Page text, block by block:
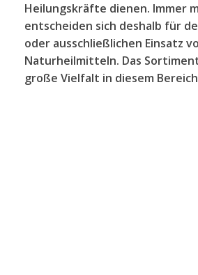
Heilungskräfte dienen. Immer
entscheiden sich deshalb für
oder ausschließlichen Einsatz
Naturheilmitteln. Das
große Vielfalt in diesem